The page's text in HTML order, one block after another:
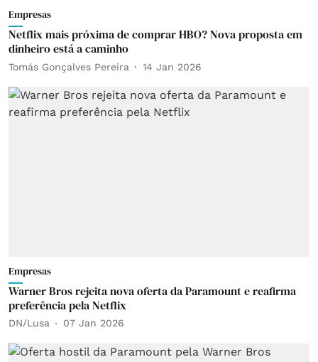
Empresas
Netflix mais próxima de comprar HBO? Nova proposta em
dinheiro está a caminho
Tomás Gonçalves Pereira 14 Jan 2026
Empresas
Warner Bros rejeita nova oferta da Paramount e reafirma
preferência pela Netflix
DN/Lusa 07 Jan 2026